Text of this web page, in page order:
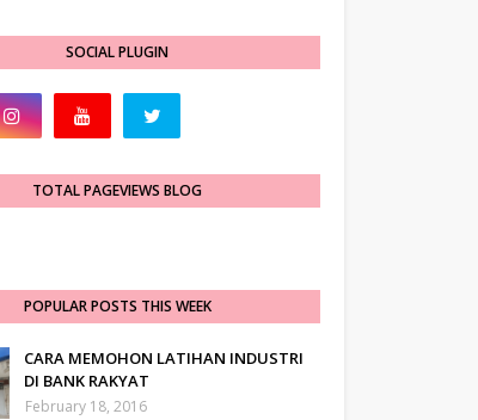
SOCIAL PLUGIN
TOTAL PAGEVIEWS BLOG
POPULAR POSTS THIS WEEK
CARA MEMOHON LATIHAN INDUSTRI
DI BANK RAKYAT
February 18, 2016